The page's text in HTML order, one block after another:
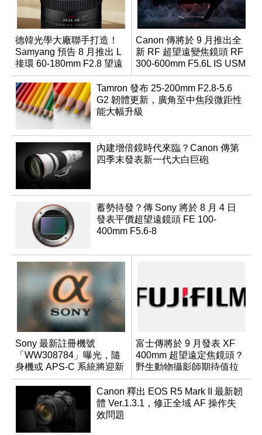
德韓光學大廠聯手打造！
Samyang 預告 8 月推出 L
接環 60-180mm F2.8 望遠
變焦鏡
Canon 傳將於 9 月推出全
新 RF 超望遠變焦鏡頭 RF
300-600mm F5.6L IS USM
Tamron 發布 25-200mm F2.8-5.6
G2 韌體更新，廣角至中焦段微距性
能大幅升級
內建增倍鏡時代來臨？Canon 傳第
四季末發表新一代大白巨砲
蓄勢待發？傳 Sony 將於 8 月 4 日
發表平價超望遠鏡頭 FE 100-
400mm F5.6-8
Sony 最新註冊機號
「WW308784」曝光，隨
身機或 APS-C 系統將迎新
成員？
富士傳將於 9 月發表 XF
400mm 超望遠定焦鏡頭？
野生動物攝影師期待值拉
滿
Canon 釋出 EOS R5 Mark II 最新韌
體 Ver.1.3.1，修正全域 AF 操作失
效問題